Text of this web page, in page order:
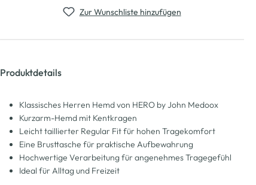
Zur Wunschliste hinzufügen
Produktdetails
Klassisches Herren Hemd von HERO by John Medoox
Kurzarm-Hemd mit Kentkragen
Leicht taillierter Regular Fit für hohen Tragekomfort
Eine Brusttasche für praktische Aufbewahrung
Hochwertige Verarbeitung für angenehmes Tragegefühl
Ideal für Alltag und Freizeit